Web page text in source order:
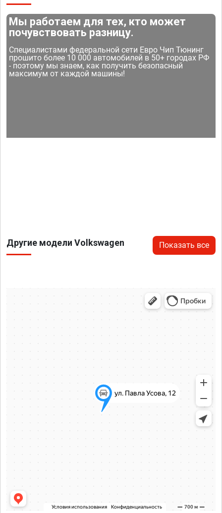
Мы работаем для тех, кто может
почувствовать разницу.
Специалистами федеральной сети Евро Чип Тюнинг
прошито более 10 000 автомобилей в 50+ городах РФ
- поэтому мы знаем, как получить безопасный
максимум от каждой машины!
Другие модели Volkswagen Показать все